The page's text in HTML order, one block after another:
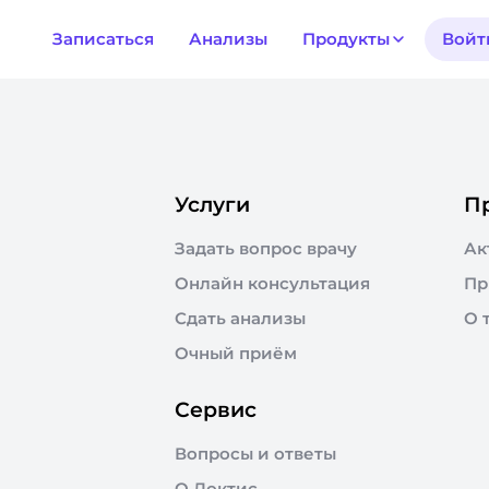
Записаться Анализы Продукты
Услуги
Задать вопрос врачу
Онлайн консультация
Сдать анализы
Очный приём
О
Сервис
Вопросы и ответы